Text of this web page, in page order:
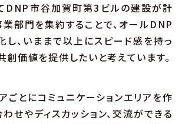
DNP市谷加賀町第3ビルの建設が計
業部門を集約することで、オールDNP
し、いままで以上にスピード感を持っ
創価値を提供したいと考えています。
ごとにコミュニケーションエリアを作
せやディスカッション、交流ができる